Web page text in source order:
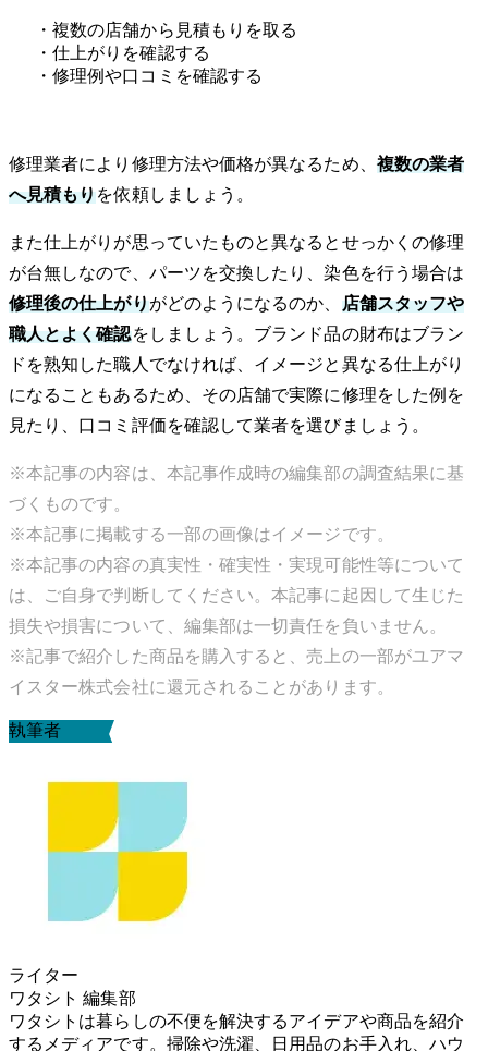
・複数の店舗から見積もりを取る
・仕上がりを確認する
・修理例や口コミを確認する
修理業者により修理方法や価格が異なるため、 複数の業者
へ見積もりを依頼しましょう。
また仕上がりが思っていたものと異なるとせっかくの修理
が台無しなので、パーツを交換したり、染色を行う場合は
修理後の仕上がりがどのようになるのか、 店舗スタッフや
職人とよく確認をしましょう。ブランド品の財布はブラン
ドを熟知した職人でなければ、イメージと異なる仕上がり
になることもあるため、その店舗で実際に修理をした例を
見たり、口コミ評価を確認して業者を選びましょう。
※本記事の内容は、本記事作成時の編集部の調査結果に基
づくものです。
※本記事に掲載する一部の画像はイメージです。
※本記事の内容の真実性・確実性・実現可能性等について
は、ご自身で判断してください。本記事に起因して生じた
損失や損害について、編集部は一切責任を負いません。
※記事で紹介した商品を購入すると、売上の一部がユアマ
イスター株式会社に還元されることがあります。
執筆者
ライター
ワタシト 編集部
ワタシトは暮らしの不便を解決するアイデアや商品を紹介
するメディアです。掃除や洗濯、日用品のお手入れ、ハウ